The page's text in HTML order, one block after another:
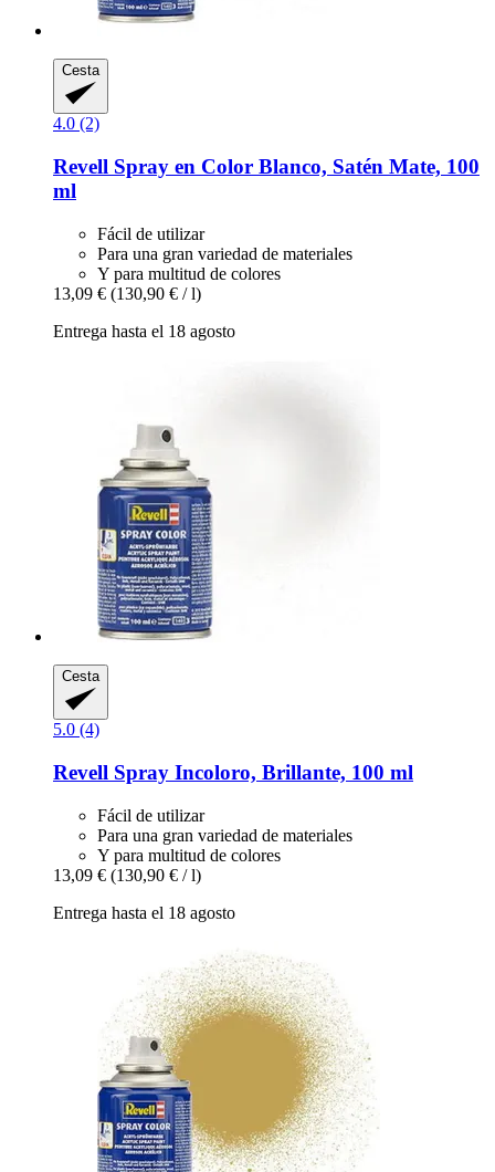
Cesta
4.0 (2)
Revell Spray en Color Blanco, Satén Mate, 100
ml
Fácil de utilizar
Para una gran variedad de materiales
Y para multitud de colores
13,09 € (130,90 € / l)
Entrega hasta el 18 agosto
Cesta
5.0 (4)
Revell Spray Incoloro, Brillante, 100 ml
Fácil de utilizar
Para una gran variedad de materiales
Y para multitud de colores
13,09 € (130,90 € / l)
Entrega hasta el 18 agosto